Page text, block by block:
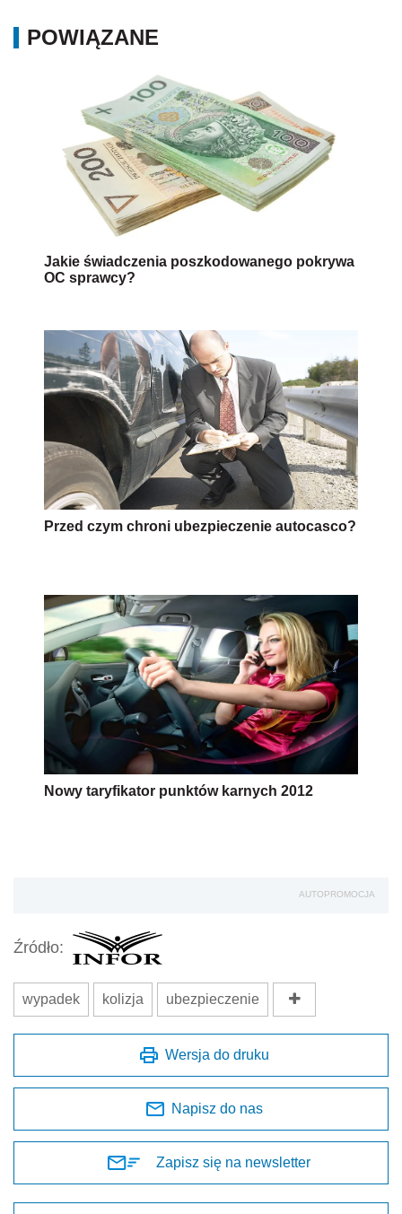
POWIĄZANE
Jakie świadczenia poszkodowanego pokrywa
OC sprawcy?
Przed czym chroni ubezpieczenie autocasco?
Nowy taryfikator punktów karnych 2012
AUTOPROMOCJA
Źródło:
wypadek kolizja ubezpieczenie
Wersja do druku
Napisz do nas
Zapisz się na newsletter